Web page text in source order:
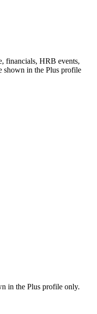
financials, HRB events,
shown in the Plus profile
in the Plus profile only.